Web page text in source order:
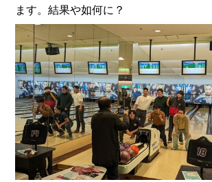
ます。結果や如何に？